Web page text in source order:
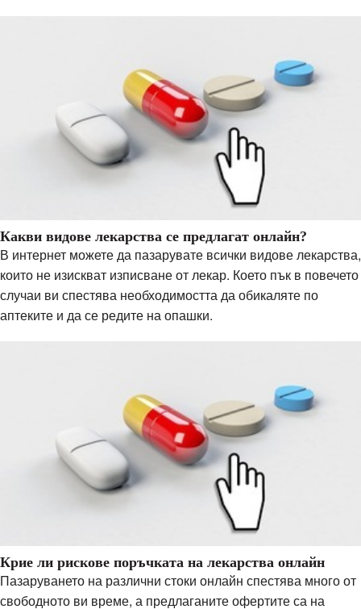
Какви видове лекарства се предлагат онлайн?
В интернет можете да пазарувате всички видове лекарства,
които не изискват изписване от лекар. Което пък в повечето
случаи ви спестява необходимостта да обикаляте по
аптеките и да се редите на опашки.
Крие ли рискове поръчката на лекарства онлайн
Пазаруването на различни стоки онлайн спестява много от
свободното ви време, а предлаганите офертите са на